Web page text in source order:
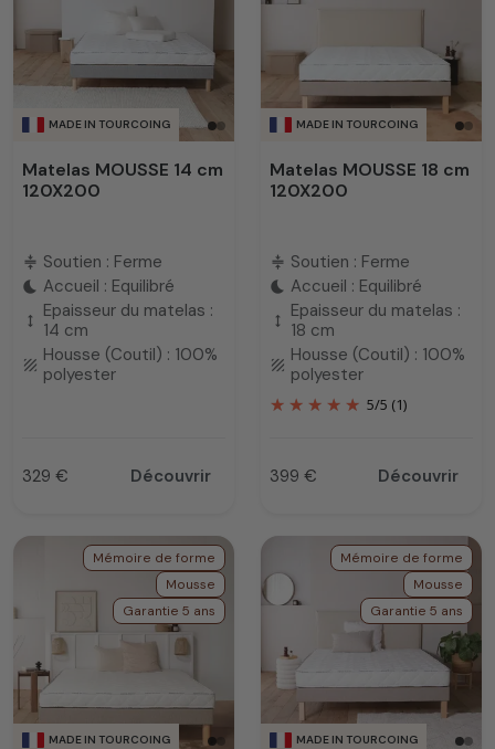
MADE IN TOURCOING
Matelas MOUSSE 14 cm
120X200
compress Soutien : Ferme
bedtime Accueil : Equilibré
height
Epaisseur du matelas :
14 cm
texture Housse (Coutil) : 100%
polyester
Prix
329 € Découvrir
MADE IN TOURCOING
Matelas MOUSSE 18 cm
120X200
compress Soutien : Ferme
bedtime Accueil : Equilibré
height
Epaisseur du matelas :
18 cm
texture Housse (Coutil) : 100%
polyester
5/5 (1)
Prix
399 € Découvrir
MADE IN TOURCOING
Mémoire de forme
Mousse
Garantie 5 ans
MADE IN TOURCOING
Mémoire de forme
Mousse
Garantie 5 ans